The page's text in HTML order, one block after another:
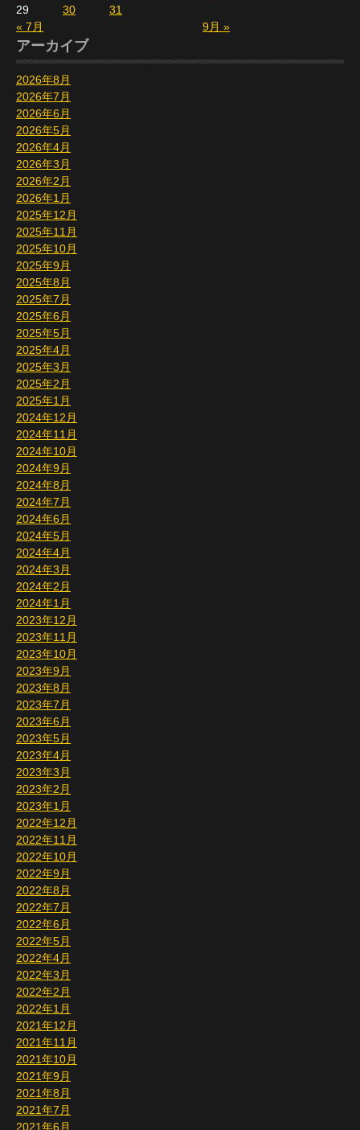
« 7月 9月 »
29
30 31
アーカイブ
2026年8月
2026年7月
2026年6月
2026年5月
2026年4月
2026年3月
2026年2月
2026年1月
2025年12月
2025年11月
2025年10月
2025年9月
2025年8月
2025年7月
2025年6月
2025年5月
2025年4月
2025年3月
2025年2月
2025年1月
2024年12月
2024年11月
2024年10月
2024年9月
2024年8月
2024年7月
2024年6月
2024年5月
2024年4月
2024年3月
2024年2月
2024年1月
2023年12月
2023年11月
2023年10月
2023年9月
2023年8月
2023年7月
2023年6月
2023年5月
2023年4月
2023年3月
2023年2月
2023年1月
2022年12月
2022年11月
2022年10月
2022年9月
2022年8月
2022年7月
2022年6月
2022年5月
2022年4月
2022年3月
2022年2月
2022年1月
2021年12月
2021年11月
2021年10月
2021年9月
2021年8月
2021年7月
2021年6月